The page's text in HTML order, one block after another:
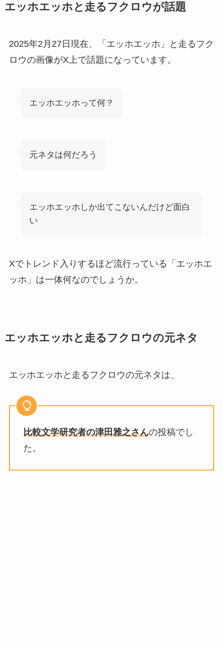
エッホエッホと走るフクロウが話題
2025年2月27日現在、「エッホエッホ」と走る フク
ロウの画像がX上で話題になっています。
エッホエッホって何？
元ネタは何だろう
エッホエッホしか出てこないんだけど面白
い
Xでトレンド入りするほど流行っている「エッホエ
ッホ」は一体何なのでしょうか。
エッホエッホと走るフクロウの元ネタ
エッホエッホと走るフクロウの元ネタは、
比較文学研究者の津田雅之さんの投稿でし
た。